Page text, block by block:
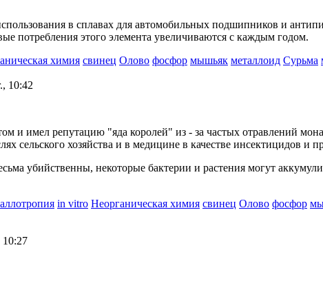
в сплавах для автомобильных подшипников и
потребления этого элемента увеличиваются с каждым годом.
химия свинец Олово фосфор мышьяк металлоид Сурьма
10:42
и имел репутацию "яда королей" из - за частых отравлений
сельского хозяйства и в медицине в качестве инсектицидов и
убийственны, некоторые бактерии и растения могут
аллотропия in vitro Неорганическая химия свинец Олово фосфор
10:27